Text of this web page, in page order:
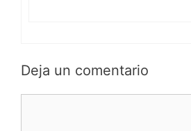
Deja un comentario